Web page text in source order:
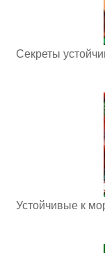
Секреты
Устойчивые к